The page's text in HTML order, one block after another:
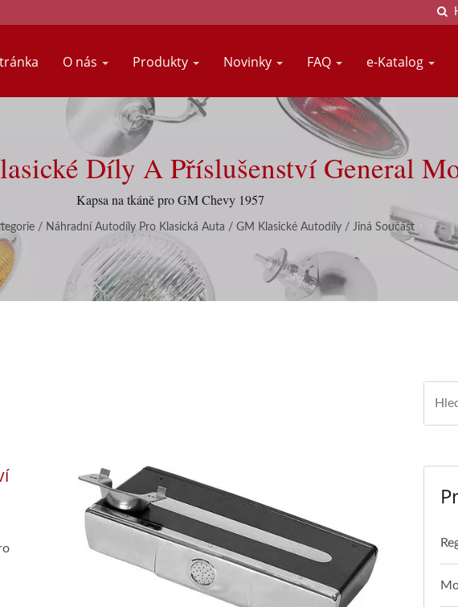
O nás Produkty Novinky FAQ e-Katalog
Díly A Příslušenství General
Kapsa na tkáně pro GM Chevy 1957
/ Náhradní Autodíly Pro Klasická Auta / GM Klasické Autodíly / Jiná Součást